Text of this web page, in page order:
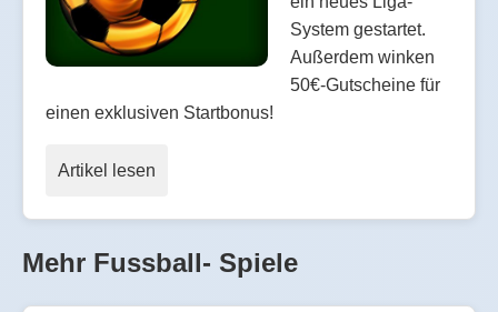
System gestartet.
Außerdem winken
50€-Gutscheine für
einen exklusiven Startbonus!
Artikel lesen
Mehr Fussball- Spiele